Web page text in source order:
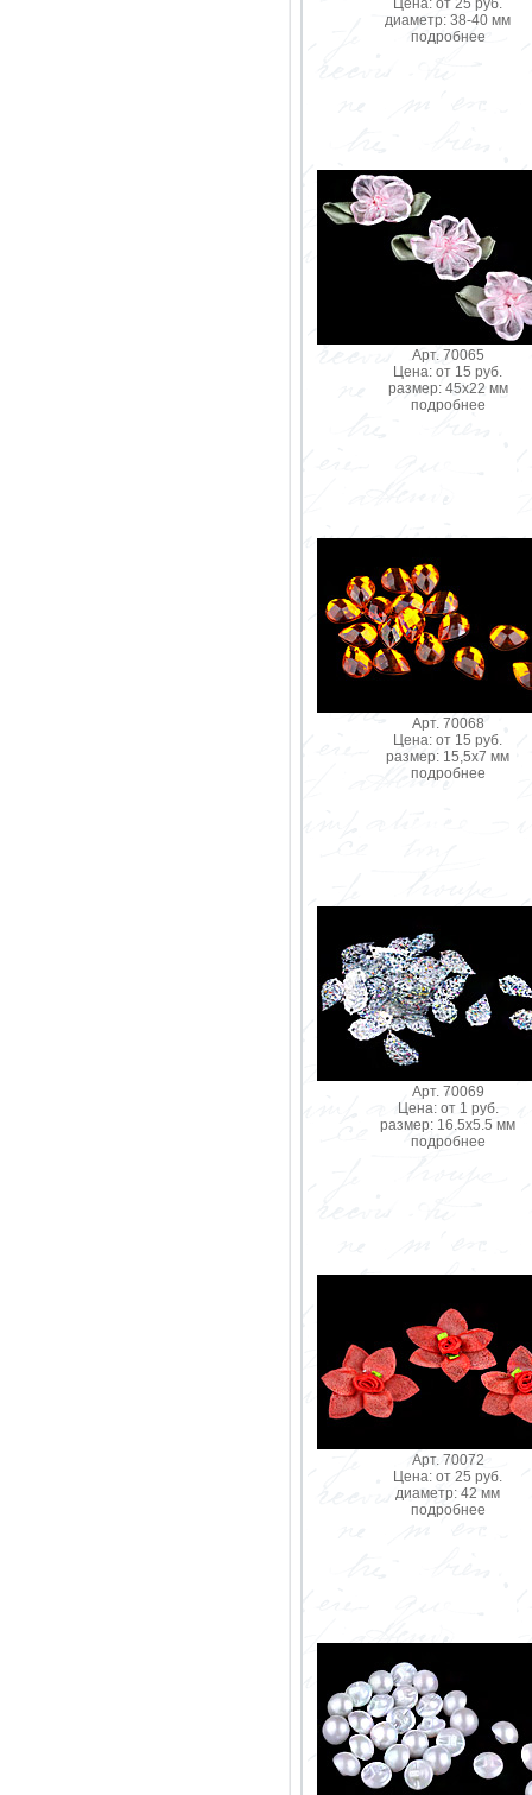
Цена: от 25 руб.
диаметр: 38-40 мм
подробнее
Арт. 70065
Цена: от 15 руб.
размер: 45х22 мм
подробнее
Арт. 70068
Цена: от 15 руб.
размер: 15,5х7 мм
подробнее
Арт. 70069
Цена: от 1 руб.
размер: 16.5х5.5 мм
подробнее
Арт. 70072
Цена: от 25 руб.
диаметр: 42 мм
подробнее